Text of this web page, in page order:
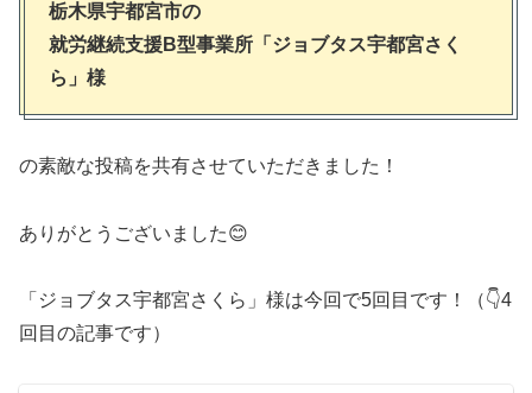
栃木県宇都宮市の
就労継続支援B型事業所「ジョブタス宇都宮さく
ら」様
の素敵な投稿を共有させていただきました！
ありがとうございました😊
「ジョブタス宇都宮さくら」様は今回で5回目です！（👇4
回目の記事です）